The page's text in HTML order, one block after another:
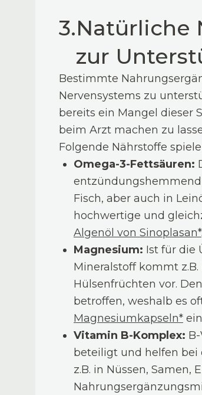
3.Natürliche
zur
Bestimmte
Nervensystems zu
bereits ein Mangel dieser
beim Arzt machen zu
Folgende Nährstoffe
Omega-3-Fettsäuren:
Fisch, aber auch in
hochwertige und
Algenöl von Sinoplasan*.
Magnesium: Ist für die
Mineralstoff kommt
Hülsenfrüchten vor.
betroffen, weshalb es
Magnesiumkapseln*
Vitamin B-Komplex:
beteiligt und helfen bei
z.B. in Nüssen, Samen,